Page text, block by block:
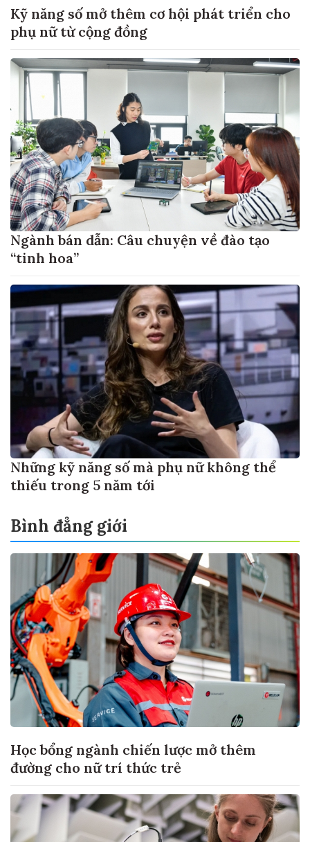
Kỹ năng số mở thêm cơ hội phát triển cho
phụ nữ từ cộng đồng
Ngành bán dẫn: Câu chuyện về đào tạo
“tinh hoa”
Những kỹ năng số mà phụ nữ không thể
thiếu trong 5 năm tới
Bình đẳng giới
Học bổng ngành chiến lược mở thêm
đường cho nữ trí thức trẻ